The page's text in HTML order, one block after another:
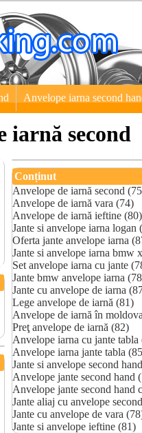
Anvelope iarna second
iarnă second
Conținut
Anvelope de iarnă second
Anvelope de iarnă vara (74)
Anvelope de iarnă ieftine (80)
Jante si anvelope iarna logan
Oferta jante anvelope iarna
Jante si anvelope iarna bmw
Set anvelope iarna cu jante
Jante bmw anvelope iarna
Jante cu anvelope de iarna
Lege anvelope de iarnă (81)
Anvelope de iarnă în
Preţ anvelope de iarnă (82)
Anvelope iarna cu jante tabla
Anvelope iarna jante tabla
Jante si anvelope second
Anvelope jante second hand
Anvelope jante second hand
Jante aliaj cu anvelope
Jante cu anvelope de vara
Jante si anvelope ieftine (81)